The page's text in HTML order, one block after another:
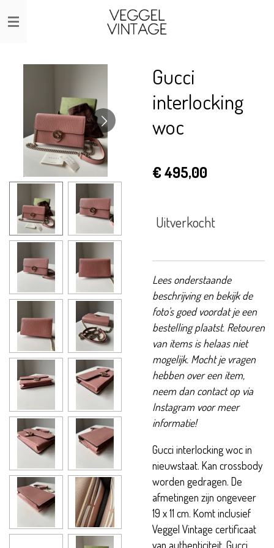
Ga
direct
Gucci
interlocking
woc
€ 495,00
Uitverkocht
Lees onderstaande
beschrijving en bekijk de
foto's goed voordat je een
bestelling plaatst. Retouren
van items is helaas niet
mogelijk. Mocht je vragen
hebben over een item,
neem dan contact op via
Instagram voor meer
informatie!
Gucci interlocking woc in
nieuwstaat. Kan crossbody
worden gedragen. De
afmetingen zijn ongeveer
19 x 11 cm. Komt inclusief
Veggel Vintage certificaat
van authenticiteit, Gucci